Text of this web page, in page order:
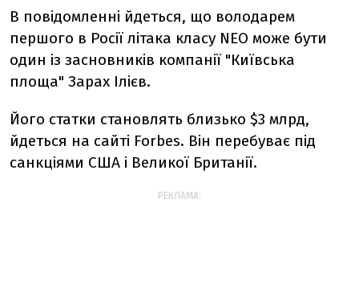
В повідомленні йдеться, що володарем
першого в Росії літака класу NEO може бути
один із засновників компанії "Київська
площа" Зарах Ілієв.
Його статки становлять близько $3 млрд,
йдеться на сайті Forbes. Він перебуває під
санкціями США і Великої Британії.
РЕКЛАМА: